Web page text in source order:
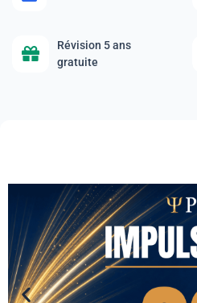
Révision 5 ans
gratuite